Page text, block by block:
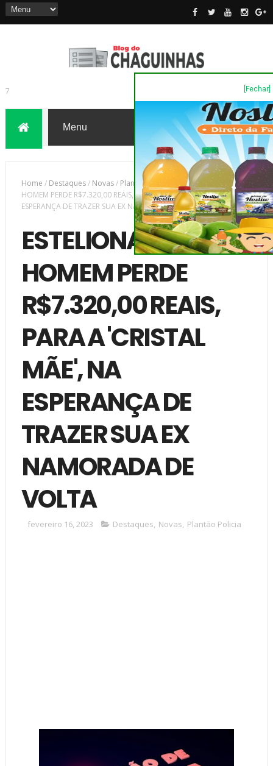
7
Home / Destaques/ Novas/ Plantão Policia
ESTELIONATO -
HOMEM PERDE R$7.320,00 REAIS, PARA A 'CRISTAL MÃE', NA
ESPERANÇA DE TRAZER SUA EX NAMORADA DE VOLTA
ESTELIONATO -
HOMEM PERDE
R$7.320,00 REAIS,
PARA A 'CRISTAL
MÃE', NA
ESPERANÇA DE
TRAZER SUA EX
NAMORADA DE
VOLTA
fevereiro 16, 2023 Destaques, Novas, Plantão Policia